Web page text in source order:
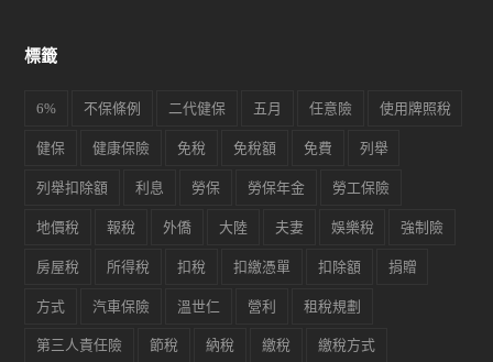
標籤
6% 不保條例 二代健保 五月 任意險 使用牌照稅
健保 健康保險 免稅 免稅額 免費 列舉
列舉扣除額 利息 勞保 勞保年金 勞工保險
地價稅 報稅 外僑 大陸 夫妻 娛樂稅 強制險
房屋稅 所得稅 扣稅 扣繳憑單 扣除額 捐贈
方式 汽車保險 溫世仁 營利 租稅規劃
第三人責任險 節稅 納稅 繳稅 繳稅方式